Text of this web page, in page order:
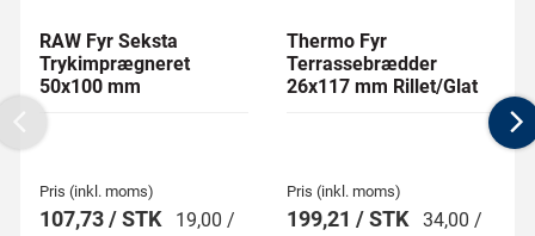
RAW Fyr Seksta
Trykimprægneret
50x100 mm
Pris (inkl. moms)
107,73 / STK
19,00 /
Thermo Fyr
Terrassebrædder
26x117 mm Rillet/Glat
Pris (inkl. moms)
199,21 / STK 34,00 /
Previous